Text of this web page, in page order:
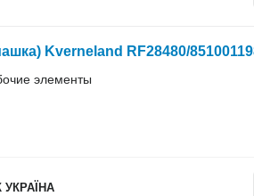
Kverneland RF28480/
элементы
УКРАЇНА